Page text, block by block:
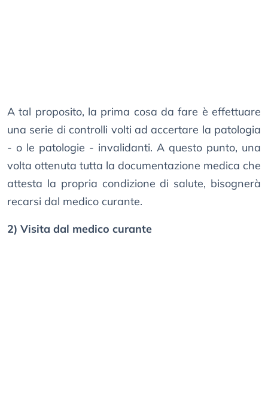
A tal proposito, la prima cosa da fare è effettuare
una serie di controlli volti ad accertare la patologia
- o le patologie - invalidanti. A questo punto, una
volta ottenuta tutta la documentazione medica che
attesta la propria condizione di salute, bisognerà
recarsi dal medico curante.
2) Visita dal medico curante